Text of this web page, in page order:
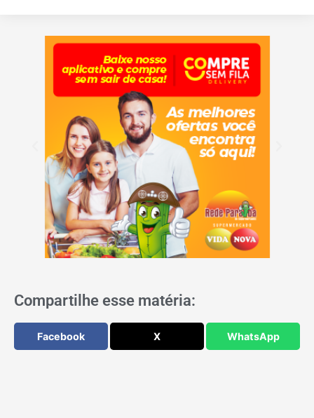
Compartilhe esse matéria:
Facebook X WhatsApp